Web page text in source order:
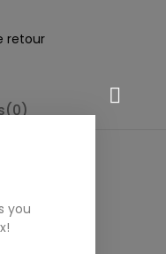
retour
you